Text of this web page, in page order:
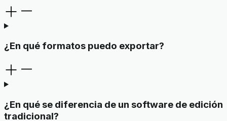
¿En qué formatos puedo exportar?
¿En qué se diferencia de un software de edición
tradicional?